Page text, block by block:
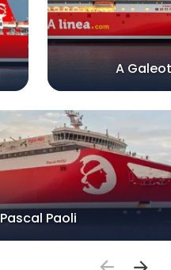
A
Pascal Paoli